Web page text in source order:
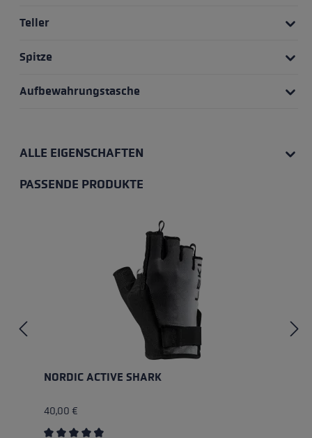
Teller
Spitze
Aufbewahrungstasche
ALLE EIGENSCHAFTEN
PASSENDE PRODUKTE
NORDIC ACTIVE SHARK
40,00 €